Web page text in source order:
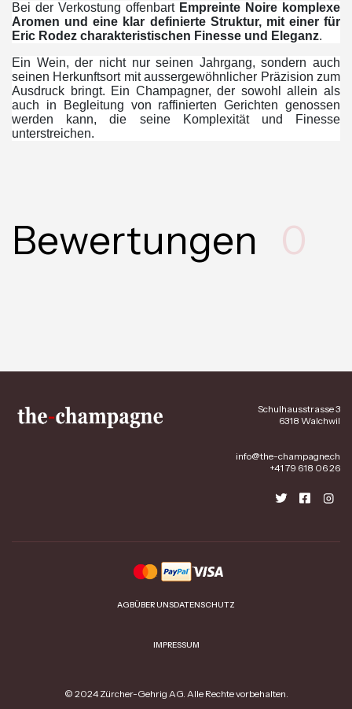
Bei der Verkostung offenbartEmpreinte Noire komplexe
Aromen und eine klar definierte Struktur, mit einer für
Eric Rodez charakteristischen Finesse und Eleganz.
Ein Wein, der nicht nur seinen Jahrgang, sondern auch
seinen Herkunftsort mit aussergewöhnlicher Präzision zum
Ausdruck bringt. Ein Champagner, der sowohl allein als
auch in Begleitung von raffinierten Gerichten genossen
werden kann, die seine Komplexität und Finesse
unterstreichen.
Bewertungen 0
Schulhausstrasse 3
6318 Walchwil
info@the-champagne.ch
+41 79 618 06 26
AGBÜBER UNSDATENSCHUTZ
IMPRESSUM
© 2024 Zürcher-Gehrig AG. Alle Rechte vorbehalten.